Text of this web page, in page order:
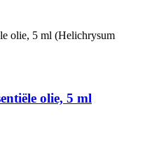
olie, 5 ml